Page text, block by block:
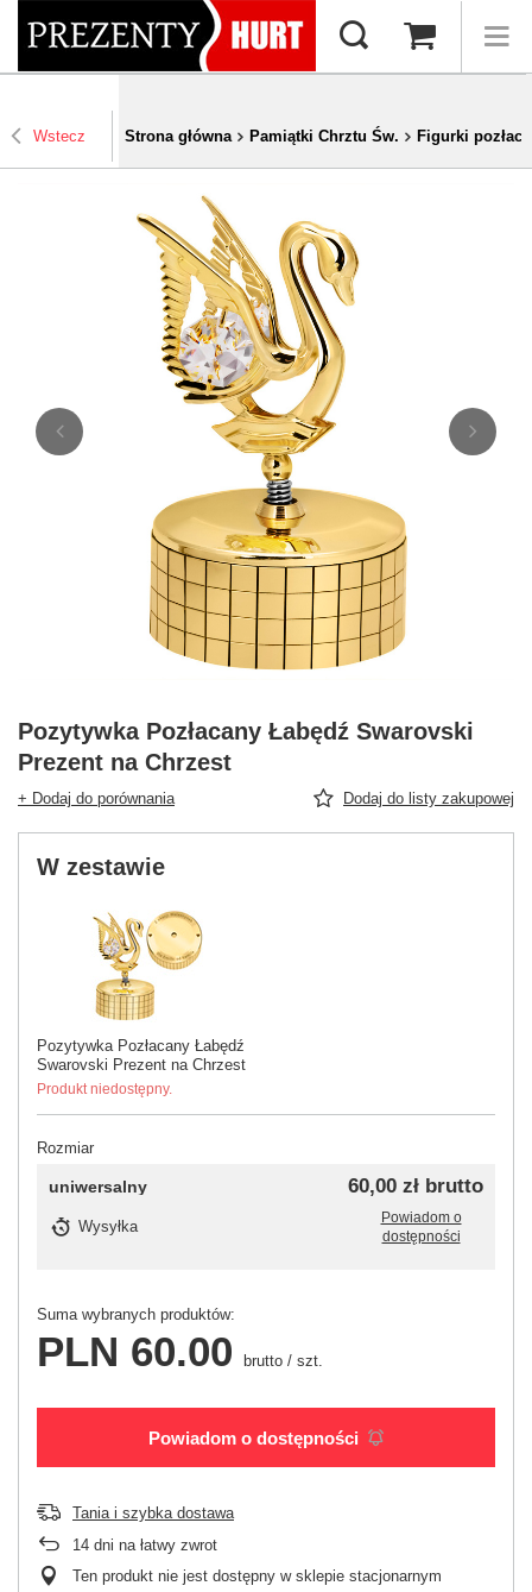
Wstecz Strona główna Pamiątki Chrztu Św. Figurki
Pozytywka Pozłacany Łabędź Swarovski
Prezent na Chrzest
+ Dodaj do porównania Dodaj do listy zakupowej
W zestawie
Pozytywka Pozłacany Łabędź
Swarovski Prezent na Chrzest
Produkt niedostępny.
Rozmiar
uniwersalny 60,00 zł brutto
Wysyłka
Powiadom o
dostępności
Suma wybranych produktów:
PLN 60.00 brutto / szt.
Powiadom o dostępności
Tania i szybka dostawa
14 dni na łatwy zwrot
Ten produkt nie jest dostępny w sklepie stacjonarnym